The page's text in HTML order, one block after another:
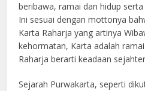
beribawa, ramai dan hidup
Ini sesuai dengan mottonya
Karta Raharja yang artinya
kehormatan, Karta adalah
Raharja berarti keadaan
Sejarah Purwakarta, seperti